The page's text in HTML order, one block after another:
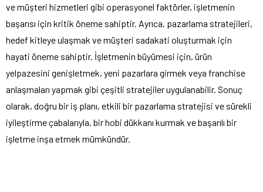
ve müşteri hizmetleri gibi operasyonel faktörler, işletmenin
başarısı için kritik öneme sahiptir. Ayrıca, pazarlama stratejileri,
hedef kitleye ulaşmak ve müşteri sadakati oluşturmak için
hayati öneme sahiptir. İşletmenin büyümesi için, ürün
yelpazesini genişletmek, yeni pazarlara girmek veya franchise
anlaşmaları yapmak gibi çeşitli stratejiler uygulanabilir. Sonuç
olarak, doğru bir iş planı, etkili bir pazarlama stratejisi ve sürekli
iyileştirme çabalarıyla, bir hobi dükkanı kurmak ve başarılı bir
işletme inşa etmek mümkündür.